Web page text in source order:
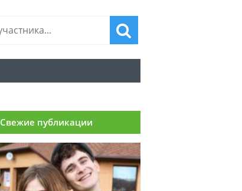
Свежие публикации